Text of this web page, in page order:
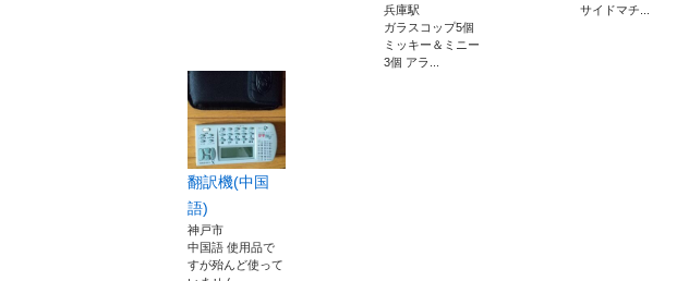
兵庫駅
ガラスコップ5個
ミッキー＆ミニー
3個 アラ...
サイドマチ...
翻訳機(中国
語)
神戸市
中国語 使用品で
すが殆んど使って